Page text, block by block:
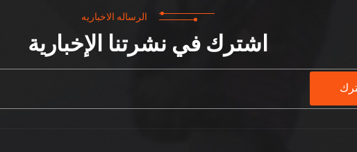
الرساله الاخباريه
اشترك في نشرتنا الإخبارية